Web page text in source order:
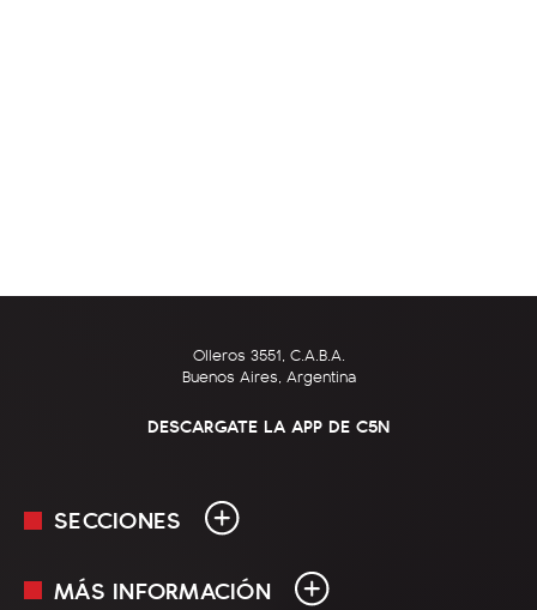
Olleros 3551, C.A.B.A.
Buenos Aires, Argentina
DESCARGATE LA APP DE C5N
SECCIONES
En Vivo
MÁS INFORMACIÓN